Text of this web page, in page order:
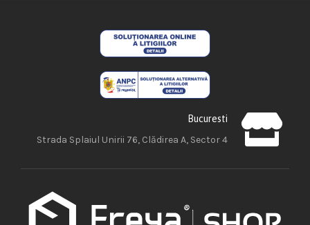
Bucuresti
Strada Splaiul Unirii 76, Clădirea A, Sector 4